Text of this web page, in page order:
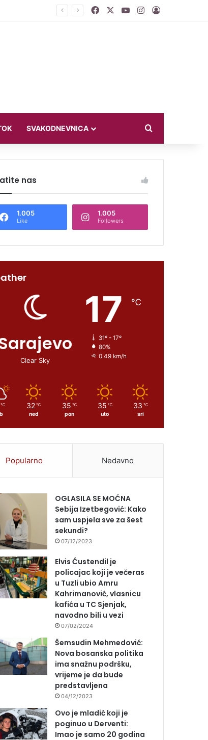
FacebookYouTubeInstagram
Log In
SVAKODNEVNICA
nas
1.005
Like
1.005
Followers
Clear Sky
17 ℃
31º - 17º
80%
0.49 km/h
℃ 32 ℃
ned
35 ℃
pon
35 ℃
uto
33 ℃
sri
Popularno Nedavno
OGLASILA SE MOĆNA
Sebija Izetbegović: Kako
sam uspjela sve za šest
sekundi?
07/12/2023
Elvis Ćustendil je
policajac koji je večeras
u Tuzli ubio Amru
Kahrimanović, vlasnicu
kafića u TC Sjenjak,
navodno bili u vezi
07/02/2024
Šemsudin Mehmedović:
Nova bosanska politika
ima snažnu podršku,
vrijeme je da bude
predstavljena
04/12/2023
Ovo je mladić koji je
poginuo u Derventi:
Imao je samo 20 godina